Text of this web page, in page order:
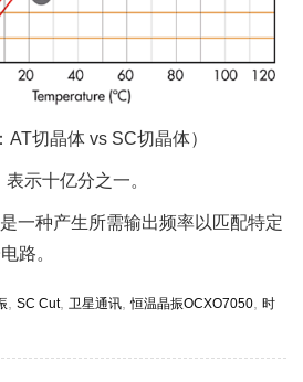
AT切晶体 vs SC切晶体）
示十亿分之一。
一种产生所需输出频率以匹配特定
路。
, SC Cut, 卫星通讯,恒温晶振OCXO7050, 时